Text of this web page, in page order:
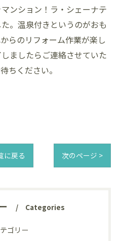
ンション！ラ・シェーナテ
。温泉付きというのがおも
らのリフォーム作業が楽し
ましたらご連絡させていた
ちください。
に戻る 次のページ >
Categories
ゴリー